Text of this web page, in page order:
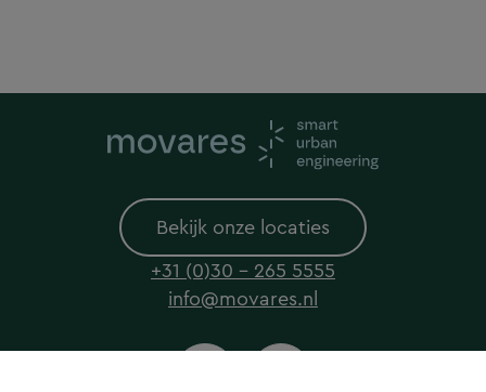
Bekijk onze locaties
+31 (0)30 - 265 5555
info@movares.nl